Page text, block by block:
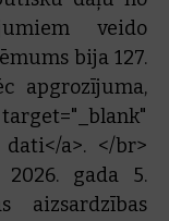
veido
bija 127.
apgrozījuma,
dati</a>. </br>
gada 5.
aizsardzības